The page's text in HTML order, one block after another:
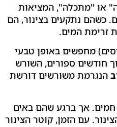
או "מתכלה", המציאות
כשהם נתקעים בצינור, הם
זרימת המים.
מחפשים באופן טבעי
חודשים ספורים, השורש
הנגרמת משורשים דורשת
חמים. אך ברגע שהם באים
עם הזמן, קוטר הצינור